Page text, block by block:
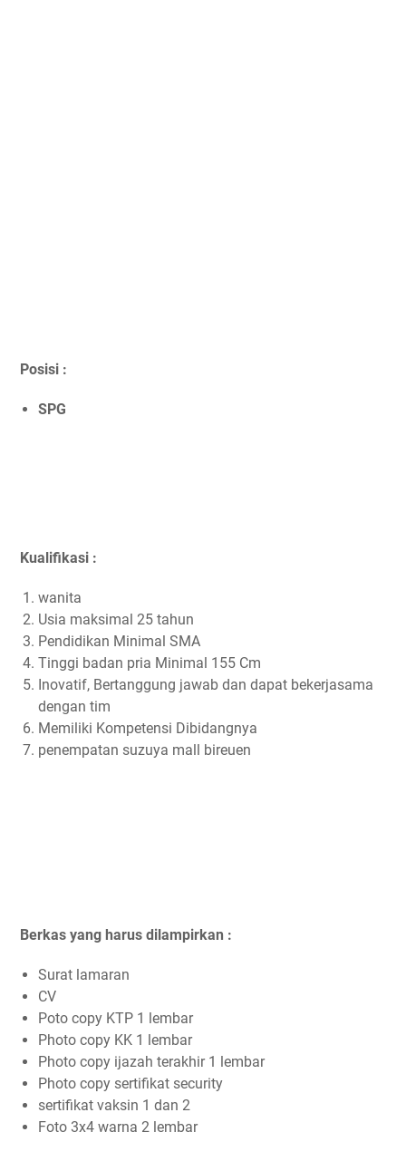
Posisi :
SPG
Kualifikasi :
wanita
Usia maksimal 25 tahun
Pendidikan Minimal SMA
Tinggi badan pria Minimal 155 Cm
Inovatif, Bertanggung jawab dan dapat bekerjasama
dengan tim
Memiliki Kompetensi Dibidangnya
penempatan suzuya mall bireuen
Berkas yang harus dilampirkan :
Surat lamaran
CV
Poto copy KTP 1 lembar
Photo copy KK 1 lembar
Photo copy ijazah terakhir 1 lembar
Photo copy sertifikat security
sertifikat vaksin 1 dan 2
Foto 3x4 warna 2 lembar